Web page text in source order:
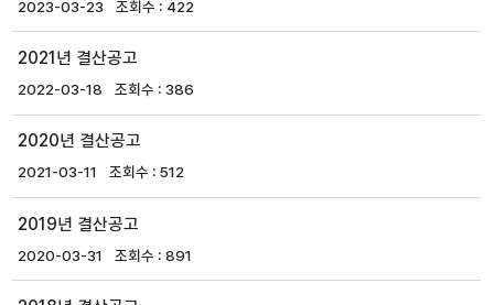
2023-03-23 422
2021년 결산공고
2022-03-18 386
2020년 결산공고
2021-03-11 512
2019년 결산공고
2020-03-31 891